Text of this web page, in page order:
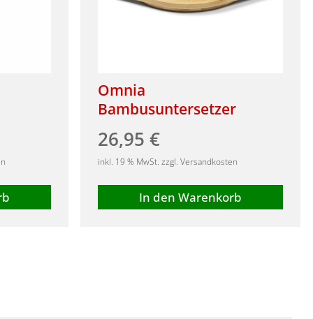
Omnia
Bambusuntersetzer
26,95 €
inkl. 19 % MwSt. zzgl. Versandkosten
In den Warenkorb